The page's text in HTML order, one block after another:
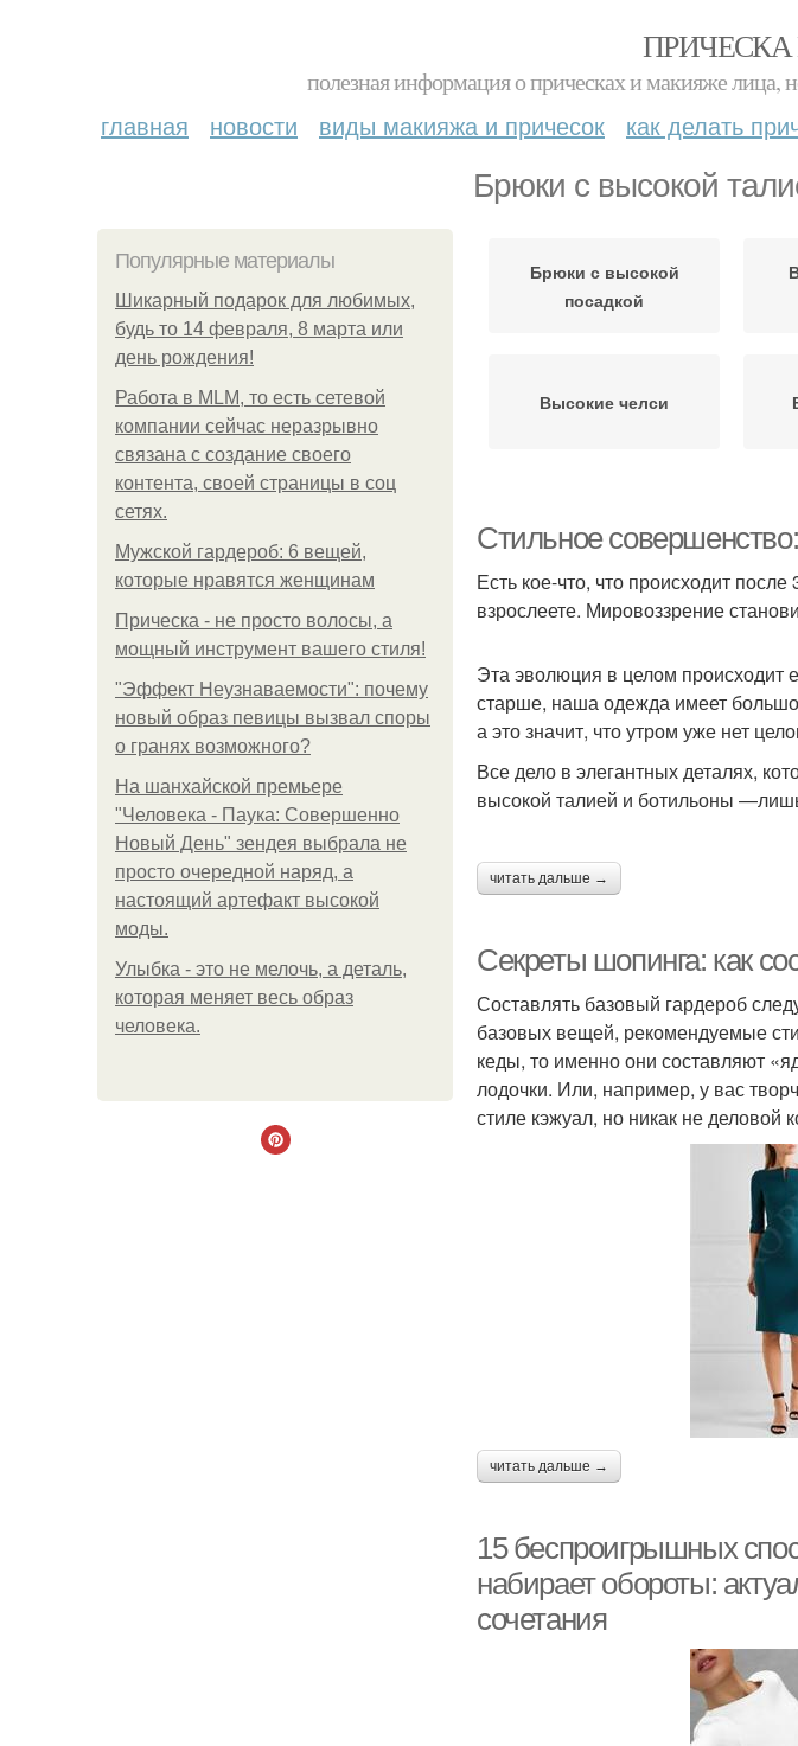
полезная информация о прическах и макияже лица,
главная новости виды макияжа и причесок как делать
Брюки с высокой
Популярные материалы
Шикарный подарок для любимых,
будь то 14 февраля, 8 марта или
день рождения!
Работа в MLM, то есть сетевой
компании сейчас неразрывно
связана с создание своего
контента, своей страницы в соц
сетях.
Мужской гардероб: 6 вещей,
которые нравятся женщинам
Прическа - не просто волосы, а
мощный инструмент вашего стиля!
"Эффект Неузнаваемости": почему
новый образ певицы вызвал споры
о гранях возможного?
На шанхайской премьере
"Человека - Паука: Совершенно
Новый День" зендея выбрала не
просто очередной наряд, а
настоящий артефакт высокой
моды.
Улыбка - это не мелочь, а деталь,
которая меняет весь образ
человека.
Брюки с высокой
посадкой
Высокие челси
Стильное
Есть кое-что, что происходит
взрослеете. Мировоззрение
Эта эволюция в целом происходит
старше, наша одежда имеет
а это значит, что утром уже нет
Все дело в элегантных деталях,
высокой талией и ботильоны
читать дальше →
Секреты шопинга: как
Составлять базовый гардероб
базовых вещей, рекомендуемые
кеды, то именно они составляют
лодочки. Или, например, у вас
стиле кэжуал, но никак не деловой
читать дальше →
15 беспроигрышных
набирает обороты:
сочетания